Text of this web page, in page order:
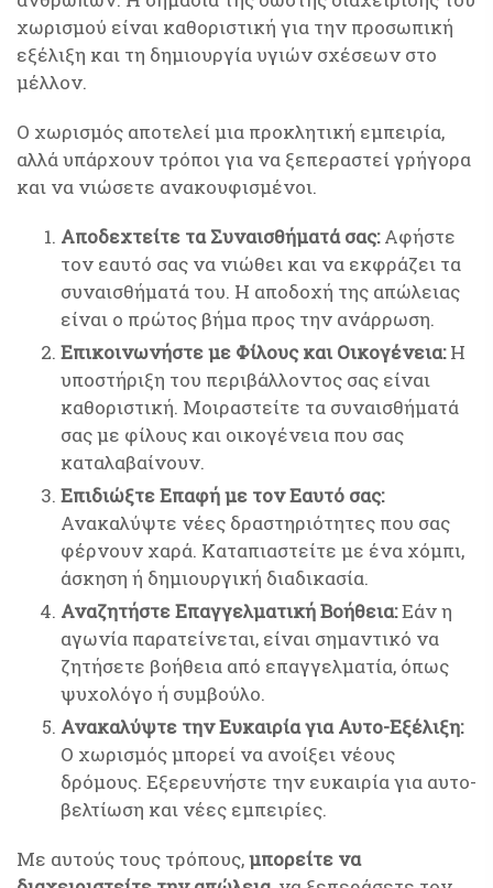
χωρισμού είναι καθοριστική για την προσωπική
εξέλιξη και τη δημιουργία υγιών σχέσεων στο
μέλλον.
Ο χωρισμός αποτελεί μια προκλητική εμπειρία,
αλλά υπάρχουν τρόποι για να ξεπεραστεί γρήγορα
και να νιώσετε ανακουφισμένοι.
Αποδεχτείτε τα Συναισθήματά σας:Αφήστε
τον εαυτό σας να νιώθει και να εκφράζει τα
συναισθήματά του. Η αποδοχή της απώλειας
είναι ο πρώτος βήμα προς την ανάρρωση.
Επικοινωνήστε με Φίλους και Οικογένεια:Η
υποστήριξη του περιβάλλοντος σας είναι
καθοριστική. Μοιραστείτε τα συναισθήματά
σας με φίλους και οικογένεια που σας
καταλαβαίνουν.
Επιδιώξτε Επαφή με τον Εαυτό σας:
Ανακαλύψτε νέες δραστηριότητες που σας
φέρνουν χαρά. Καταπιαστείτε με ένα χόμπι,
άσκηση ή δημιουργική διαδικασία.
Αναζητήστε Επαγγελματική Βοήθεια:Εάν η
αγωνία παρατείνεται, είναι σημαντικό να
ζητήσετε βοήθεια από επαγγελματία, όπως
ψυχολόγο ή συμβούλο.
Ανακαλύψτε την Ευκαιρία για Αυτο-Εξέλιξη:
Ο χωρισμός μπορεί να ανοίξει νέους
δρόμους. Εξερευνήστε την ευκαιρία για αυτο-
βελτίωση και νέες εμπειρίες.
Με αυτούς τους τρόπους,μπορείτε να